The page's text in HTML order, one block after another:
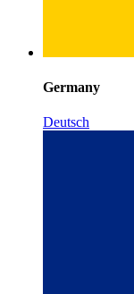
Germany
Deutsch